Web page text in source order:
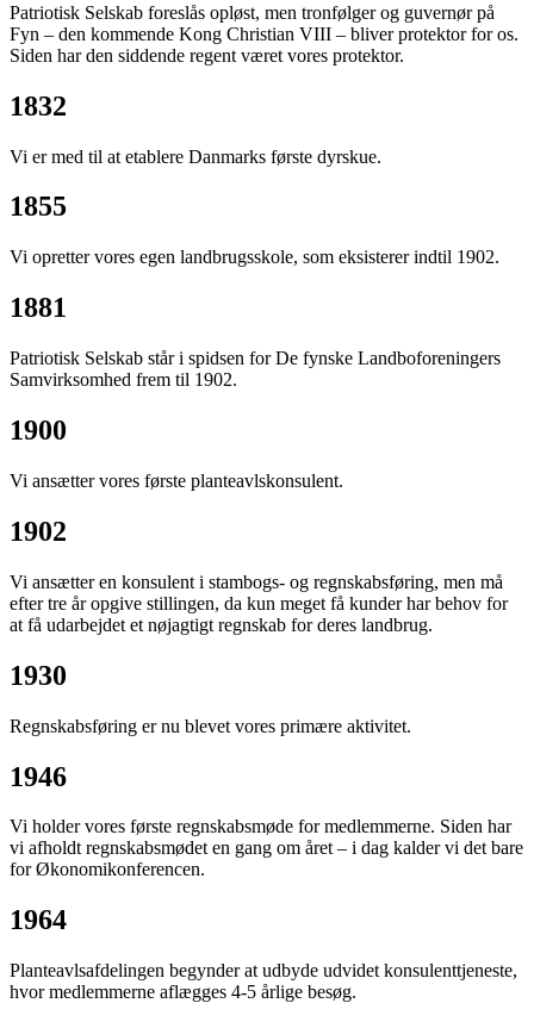
Patriotisk Selskab foreslås opløst, men tronfølger og guvernør på
Fyn – den kommende Kong Christian VIII – bliver protektor for os.
Siden har den siddende regent været vores protektor.
1832
Vi er med til at etablere Danmarks første dyrskue.
1855
Vi opretter vores egen landbrugsskole, som eksisterer indtil 1902.
1881
Patriotisk Selskab står i spidsen for De fynske Landboforeningers
Samvirksomhed frem til 1902.
1900
Vi ansætter vores første planteavlskonsulent.
1902
Vi ansætter en konsulent i stambogs- og regnskabsføring, men må
efter tre år opgive stillingen, da kun meget få kunder har behov for
at få udarbejdet et nøjagtigt regnskab for deres landbrug.
1930
Regnskabsføring er nu blevet vores primære aktivitet.
1946
Vi holder vores første regnskabsmøde for medlemmerne. Siden har
vi afholdt regnskabsmødet en gang om året – i dag kalder vi det bare
for Økonomikonferencen.
1964
Planteavlsafdelingen begynder at udbyde udvidet konsulenttjeneste,
hvor medlemmerne aflægges 4-5 årlige besøg.